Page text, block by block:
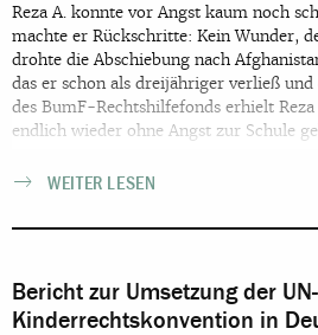
prägen ihren Alltag. Der
bestehenden Missstände ernst zu
ergreifen, um die Rechte der
Heranwachsenden zu schützen und
stärken! So müssen etwa
und beschleunigt werden!
sowie auch im Rahmen der
Aufklärung und Beteiligung der
Jugendliche mit seelischen oder
ihren Voraussetzungen entsprechenden
Versorgungsstrukturen erhalten. Ein
Reza A. konnte vor Angst kaum noch
machte er Rückschritte: Kein Wunder,
drohte die Abschiebung nach
das er schon als dreijähriger verließ
des BumF-Rechtshilfefonds erhielt
endlich wieder ohne Angst zur Schule
WEITER LESEN
Bericht zur Umsetzung der UN-
Kinderrechtskonvention in